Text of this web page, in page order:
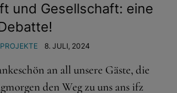
und Gesellschaft: eine
PROJEKTE 8. JULI, 2024
an all unsere Gäste, die
den Weg zu uns ans ifz